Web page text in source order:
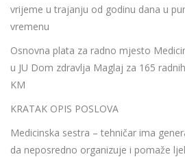
vrijeme u trajanju od godinu dana u
vremenu
Osnovna plata za radno mjesto
u JU Dom zdravlja Maglaj za 165
KM
KRATAK OPIS POSLOVA
Medicinska sestra – tehničar ima
da neposredno organizuje i pomaže